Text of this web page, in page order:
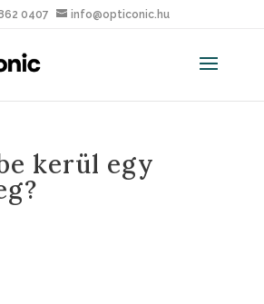
0407 info@opticonic.hu
kerül egy